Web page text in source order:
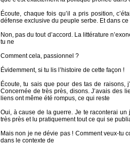
Écoute, chaque fois qu’il a pris position,
défense exclusive du peuple serbe. Et dans ce
Non, pas du tout d’accord. La littérature
tu ne
Comment cela, passionnel ?
Évidemment, si tu lis l’histoire de cette façon !
Écoute, tu sais que pour des tas de raisons,
Concernée de très près, disons. J’avais des
liens ont même été rompus, ce qui reste
Oui, à cause de la guerre. Je te raconterai un
très près et lu pratiquement tout ce qui se
Mais non je ne dévie pas ! Comment veux-tu
dans le contexte de